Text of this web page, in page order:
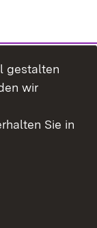
gestalten
wir
Sie in